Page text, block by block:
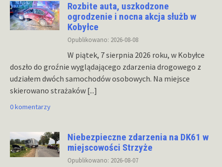
Rozbite auta, uszkodzone
ogrodzenie i nocna akcja służb w
Kobyłce
Opublikowano: 2026-08-08
W piątek, 7 sierpnia 2026 roku, w Kobyłce
doszło do groźnie wyglądającego zdarzenia drogowego z
udziałem dwóch samochodów osobowych. Na miejsce
skierowano strażaków [...]
0 komentarzy
Niebezpieczne zdarzenia na DK61 w
miejscowości Strzyże
Opublikowano: 2026-08-07